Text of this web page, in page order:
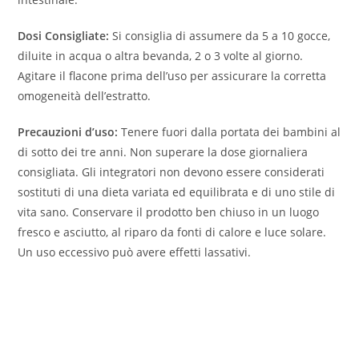
Dosi Consigliate: Si consiglia di assumere da 5 a 10 gocce,
diluite in acqua o altra bevanda, 2 o 3 volte al giorno.
Agitare il flacone prima dell’uso per assicurare la corretta
omogeneità dell’estratto.
Precauzioni d’uso: Tenere fuori dalla portata dei bambini al
di sotto dei tre anni. Non superare la dose giornaliera
consigliata. Gli integratori non devono essere considerati
sostituti di una dieta variata ed equilibrata e di uno stile di
vita sano. Conservare il prodotto ben chiuso in un luogo
fresco e asciutto, al riparo da fonti di calore e luce solare.
Un uso eccessivo può avere effetti lassativi.